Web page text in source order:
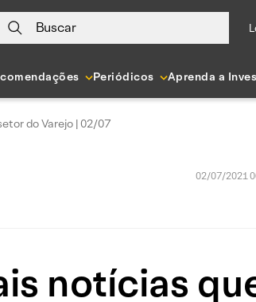
Buscar
Periódicos Aprenda a
do Varejo | 02/07
02/07/2021
notícias